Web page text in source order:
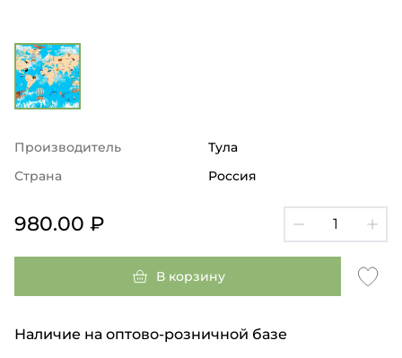
Производитель
Тула
Страна
Россия
980.00 ₽
В корзину
Наличие на оптово-розничной базе